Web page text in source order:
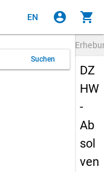
EN account_circle shopping_cart
Suchen
DZ
HW
-
Ab
sol
ven